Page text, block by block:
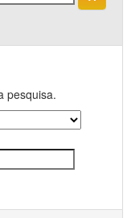
pesquisa.